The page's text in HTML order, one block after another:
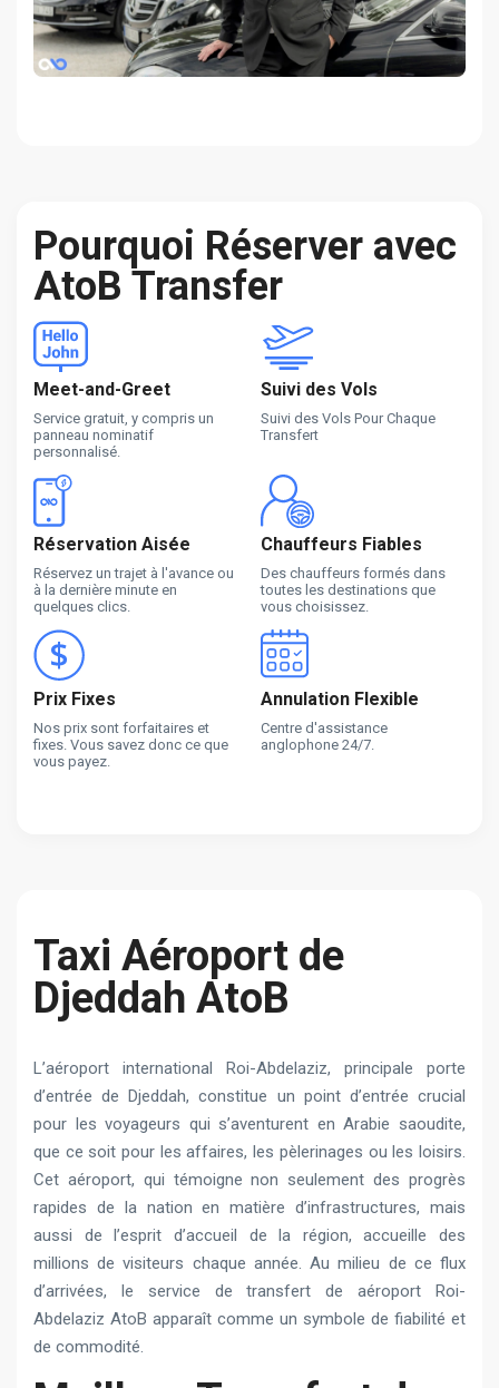
Pourquoi Réserver avec
AtoB Transfer
Meet-and-Greet
Service gratuit, y compris un
panneau nominatif
personnalisé.
Suivi des Vols
Suivi des Vols Pour Chaque
Transfert
Réservation Aisée
Réservez un trajet à l'avance ou
à la dernière minute en
quelques clics.
Chauffeurs Fiables
Des chauffeurs formés dans
toutes les destinations que
vous choisissez.
Prix Fixes
Nos prix sont forfaitaires et
fixes. Vous savez donc ce que
vous payez.
Annulation Flexible
Centre d'assistance
anglophone 24/7.
Taxi Aéroport de
Djeddah AtoB
L’aéroport international Roi-Abdelaziz, principale porte
d’entrée de Djeddah, constitue un point d’entrée crucial
pour les voyageurs qui s’aventurent en Arabie saoudite,
que ce soit pour les affaires, les pèlerinages ou les loisirs.
Cet aéroport, qui témoigne non seulement des progrès
rapides de la nation en matière d’infrastructures, mais
aussi de l’esprit d’accueil de la région, accueille des
millions de visiteurs chaque année. Au milieu de ce flux
d’arrivées, le service de transfert de aéroport Roi-
Abdelaziz AtoB apparaît comme un symbole de fiabilité et
de commodité.